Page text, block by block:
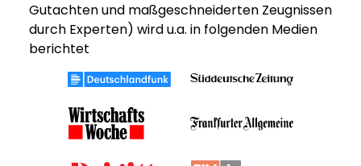
Gutachten und maßgeschneiderten Zeugnissen
durch Experten) wird u.a. in folgenden Medien
berichtet